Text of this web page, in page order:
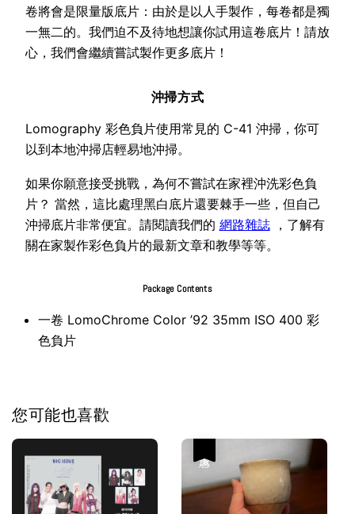
卷將會是限量版底片：由於是以人手製作，每卷都是獨
一無二的。我們迫不及待地想讓你試用這卷底片！請放
心，我們會繼續嘗試製作更多底片！
沖掃方式
Lomography 彩色負片使用常見的 C-41 沖掃，你可
以到本地沖掃店輕易地沖掃。
如果你願意接受挑戰，為何不嘗試在家裡沖洗彩色負
片？ 當然，這比處理黑白底片還要棘手一些，但自己
沖掃底片非常便宜。請閱讀我們的 網路雜誌，了解有
關在家製作彩色負片的最新文章和教學等等。
Package Contents
一卷 LomoChrome Color ’92 35mm ISO 400 彩
色負片
您可能也喜歡